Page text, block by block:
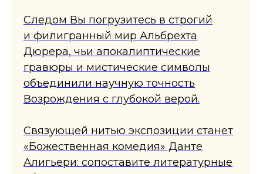
Следом Вы погрузитесь в строгий
и филигранный мир Альбрехта
Дюрера, чьи апокалиптические
гравюры и мистические символы
объединили научную точность
Возрождения с глубокой верой.
Связующей нитью экспозиции станет
«Божественная комедия» Данте
Алигьери: сопоставите литературные